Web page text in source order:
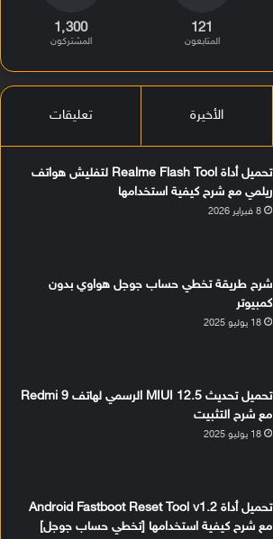
121
المتابعون
1٬300
المشتركون
الأخيرة تعليقات
تحميل أداة Realme Flash Tool لتفليش هواتف
ريلمي مع شرح كيفية استخدامها
8 فبراير 2026
شرح طريقة تخطي حساب جوجل هواوي بدون
كمبيوتر
18 يوليو 2025
تحميل تحديث MIUI 12.5 الرسمي لهاتف Redmi 9
مع شرح التثبيت
18 يوليو 2025
تحميل أداة Android Fastboot Reset Tool v1.2
مع شرح كيفية استخدامها [تخطي حساب جوجل]